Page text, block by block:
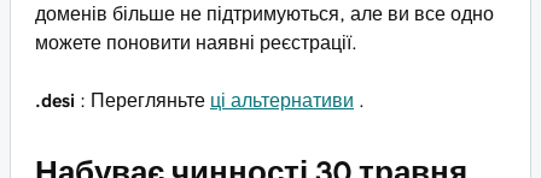
доменів більше не підтримуються, але ви все одно
можете поновити наявні реєстрації.
.desi : Перегляньте ці альтернативи